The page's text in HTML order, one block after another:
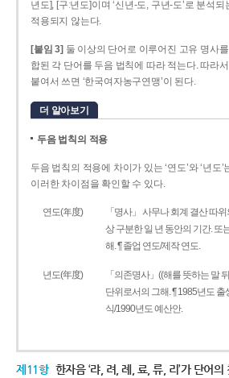
년도], [구ː년도]이며 ‘신년­-도, 구년-­도’로 분석
적용되지 않는다.
[붙임 3] 둘 이상의 단어로 이루어진 고유 명사
합된 각 단어를 두음 법칙에 따라 적는다. 따라서
붙여서 쓰면 ‘한국여자농구연맹’이 된다.
더 알아보기
두음 법칙의 적용
두음 법칙의 적용에 차이가 있는 ‘연도’와 ‘년도’
이러한 차이점을 확인할 수 있다.
연도(年度)
「명사」 사무나 회계 결산 따
상 구분한 일 년 동안의 기간. 또
해. ¶ 졸업 연도/제작 연도.
년도(年度)
「의존명사」((해를 뜻하는 말
단위로서의 그해. ¶ 1985년도 출
식/1990년도 예산안.
제11항 한자음 ‘랴, 려, 례, 료, 류, 리’가 단어